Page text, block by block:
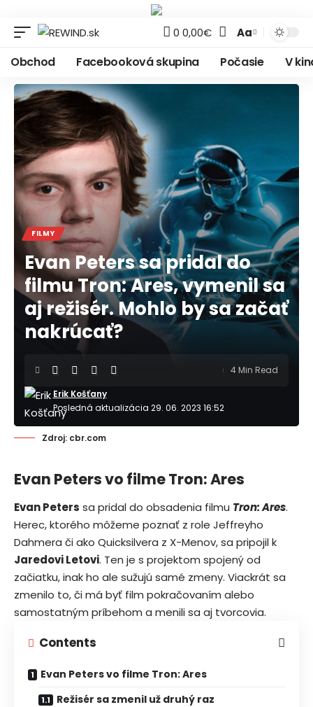
00,00€
Font
Resizer
Aa
Obchod Facebooková skupina Počasie V
FILMY
Evan Peters sa pridal do
filmu Tron: Ares, vymenil sa
aj režisér. Mohlo by sa začať
nakrúcať?
Posledná aktualizácia 29. 06. 2023 16:52
Erik Košťany
4 Min Read
Zdroj: cbr.com
Evan Peters vo filme Tron: Ares
Evan Peters sa pridal do obsadenia filmu Tron: Ares.
Herec, ktorého môžeme poznať z role Jeffreyho
Dahmera či ako Quicksilvera z X-Menov, sa pripojil k
Jaredovi Letovi. Ten je s projektom spojený od
začiatku, inak ho ale sužujú samé zmeny. Viackrát sa
zmenilo to, či má byť film pokračovaním alebo
samostatným príbehom a menili sa aj tvorcovia.
Contents
Evan Peters vo filme Tron: Ares
Režisér sa zmenil už druhý raz